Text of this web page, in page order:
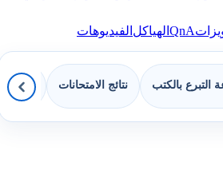
QnAالهياكلالفيديوهات
التبرع بالكتب نتائج الامتحانات